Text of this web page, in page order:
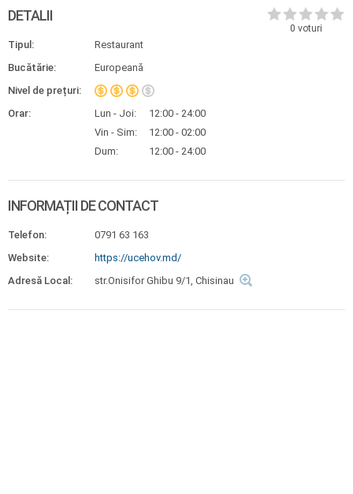
0 voturi
DETALII
Tipul:
Restaurant
Bucătărie:
Europeană
Nivel de prețuri:
Orar:
Lun - Joi:
12:00 - 24:00
Vin - Sim:
12:00 - 02:00
Dum:
12:00 - 24:00
INFORMAȚII DE CONTACT
Telefon:
0791 63 163
Website:
https://ucehov.md/
Adresă Local:
str.Onisifor Ghibu 9/1, Chisinau